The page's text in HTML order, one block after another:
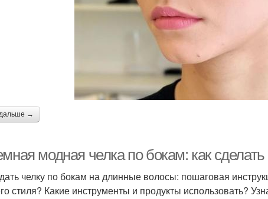
→
модная челка по бокам: как
челку по бокам на длинные волосы: пошаговая
стиля? Какие инструменты и продукты использовать?